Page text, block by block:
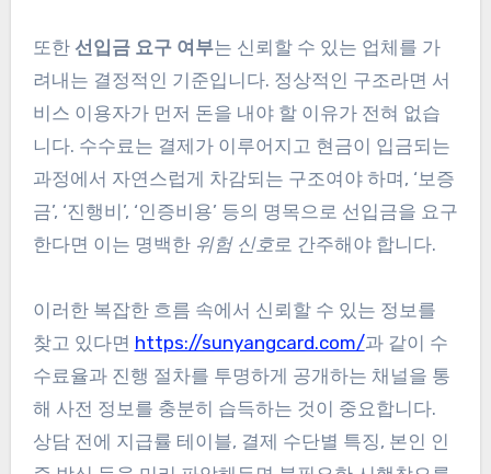
또한 선입금 요구 여부는 신뢰할 수 있는 업체를 가
려내는 결정적인 기준입니다. 정상적인 구조라면 서
비스 이용자가 먼저 돈을 내야 할 이유가 전혀 없습
니다. 수수료는 결제가 이루어지고 현금이 입금되는
과정에서 자연스럽게 차감되는 구조여야 하며, ‘보증
금’, ‘진행비’, ‘인증비용’ 등의 명목으로 선입금을 요구
한다면 이는 명백한 위험 신호로 간주해야 합니다.
이러한 복잡한 흐름 속에서 신뢰할 수 있는 정보를
찾고 있다면 https://sunyangcard.com/과 같이 수
수료율과 진행 절차를 투명하게 공개하는 채널을 통
해 사전 정보를 충분히 습득하는 것이 중요합니다.
상담 전에 지급률 테이블, 결제 수단별 특징, 본인 인